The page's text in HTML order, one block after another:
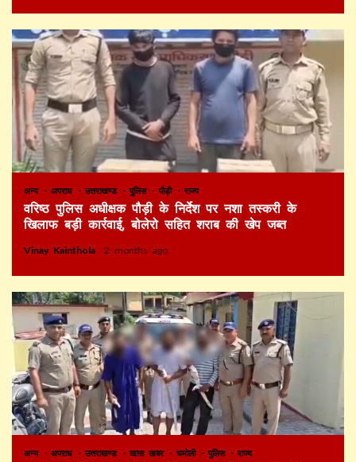
अन्य अपराध उत्तराखण्ड पुलिस पौड़ी राज्य
वरिष्ठ पुलिस अधीक्षक पौड़ी के निर्देश पर नशा तस्करी के
खिलाफ बड़ी कार्रवाई, बोलेरो सहित शराब की खेप जब्त
Vinay Kainthola 2 months ago
अन्य अपराध उत्तराखण्ड खास खबर चमोली पुलिस राज्य